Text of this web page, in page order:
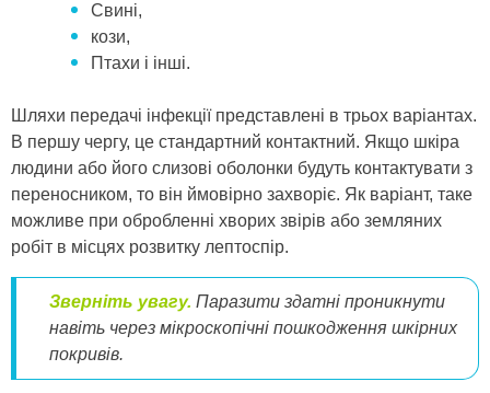
Свині,
кози,
Птахи і інші.
Шляхи передачі інфекції представлені в трьох варіантах.
В першу чергу, це стандартний контактний. Якщо шкіра
людини або його слизові оболонки будуть контактувати з
переносником, то він ймовірно захворіє. Як варіант, таке
можливе при обробленні хворих звірів або земляних
робіт в місцях розвитку лептоспір.
Зверніть увагу. Паразити здатні проникнути
навіть через мікроскопічні пошкодження шкірних
покривів.